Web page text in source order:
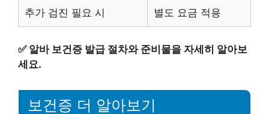
추가 검진 필요 시 별도 요금 적용
✅ 알바 보건증 발급 절차와 준비물을 자세히 알아보
세요.
보건증 더 알아보기